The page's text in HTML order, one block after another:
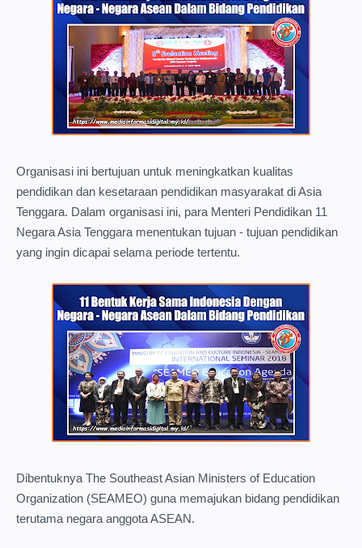
Organisasi ini bertujuan untuk meningkatkan kualitas
pendidikan dan kesetaraan pendidikan masyarakat di Asia
Tenggara. Dalam organisasi ini, para Menteri Pendidikan 11
Negara Asia Tenggara menentukan tujuan - tujuan pendidikan
yang ingin dicapai selama periode tertentu.
Dibentuknya The Southeast Asian Ministers of Education
Organization (SEAMEO) guna memajukan bidang pendidikan
terutama negara anggota ASEAN.